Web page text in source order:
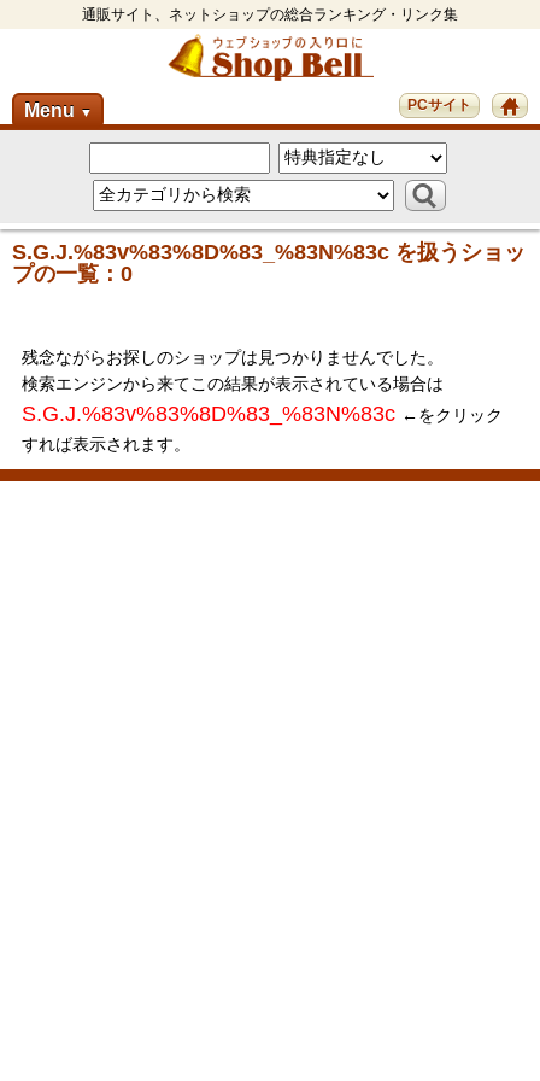
通販サイト、ネットショップの総合ランキング・リンク集
Menu ▼ PCサイト
S.G.J.%83v%83%8D%83_%83N%83c を扱うショッ
プの一覧：0
残念ながらお探しのショップは見つかりませんでした。
検索エンジンから来てこの結果が表示されている場合は
S.G.J.%83v%83%8D%83_%83N%83c ←をクリック
すれば表示されます。